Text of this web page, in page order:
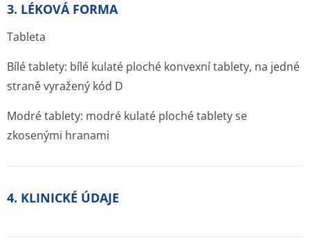
3. LÉKOVÁ FORMA
Tableta
Bílé tablety: bílé kulaté ploché konvexní tablety, na jedné
straně vyražený kód D
Modré tablety: modré kulaté ploché tablety se
zkosenými hranami
4. KLINICKÉ ÚDAJE